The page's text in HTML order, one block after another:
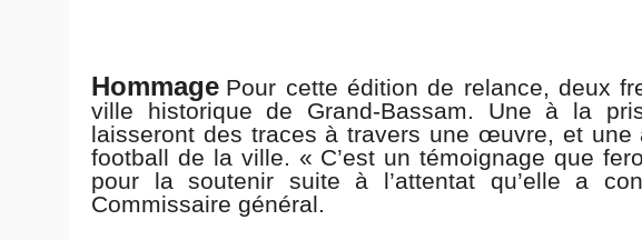
Hommage Pour cette édition de relance, deux
ville historique de Grand-Bassam. Une à la
laisseront des traces à travers une œuvre, et
football de la ville. « C’est un témoignage que
pour la soutenir suite à l’attentat qu’elle a
Commissaire général.